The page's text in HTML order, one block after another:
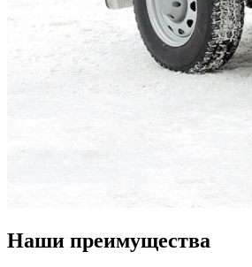
Наши преимущества